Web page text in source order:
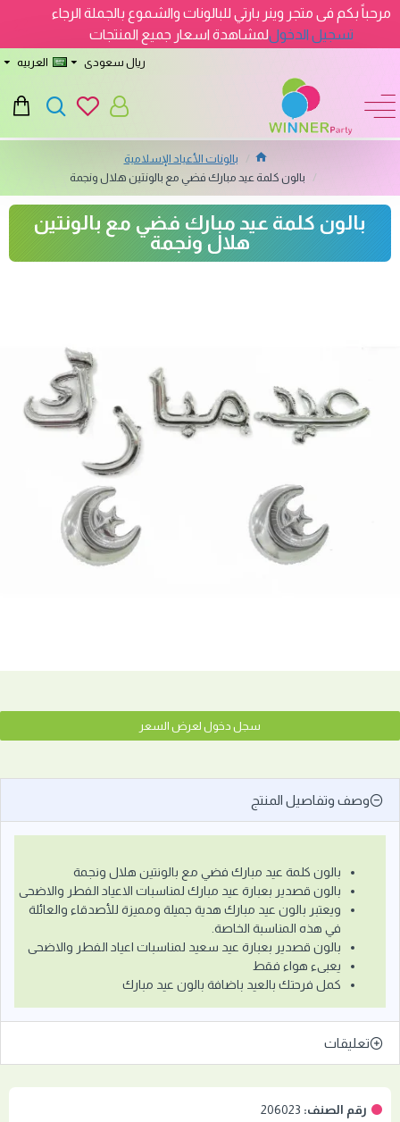
مرحباً بكم فى متجر وينر بارتي للبالونات والشموع بالجملة الرجاء
تسجيل الدخوللمشاهدة اسعار جميع المنتجات
ريال سعودى العربيه
بالونات الأعياد الإسلامية
بالون كلمة عيد مبارك فضي مع بالونتين هلال ونجمة
بالون كلمة عيد مبارك فضي مع بالونتين
هلال ونجمة
رقم الصنف: 206023
سجل دخول لعرض السعر
وصف وتفاصيل المنتج
بالون كلمة عيد مبارك فضي مع بالونتين هلال ونجمة
بالون قصدير بعبارة عيد مبارك لمناسبات الاعياد الفطر والاضحى
ويعتبر بالون عيد مبارك هدية جميلة ومميزة للأصدقاء والعائلة
في هذه المناسبة الخاصة.
بالون قصدير بعبارة عيد سعيد لمناسبات اعياد الفطر والاضحى
يعبىء هواء فقط
كمل فرحتك بالعيد باضافة بالون عيد مبارك
تعليقات